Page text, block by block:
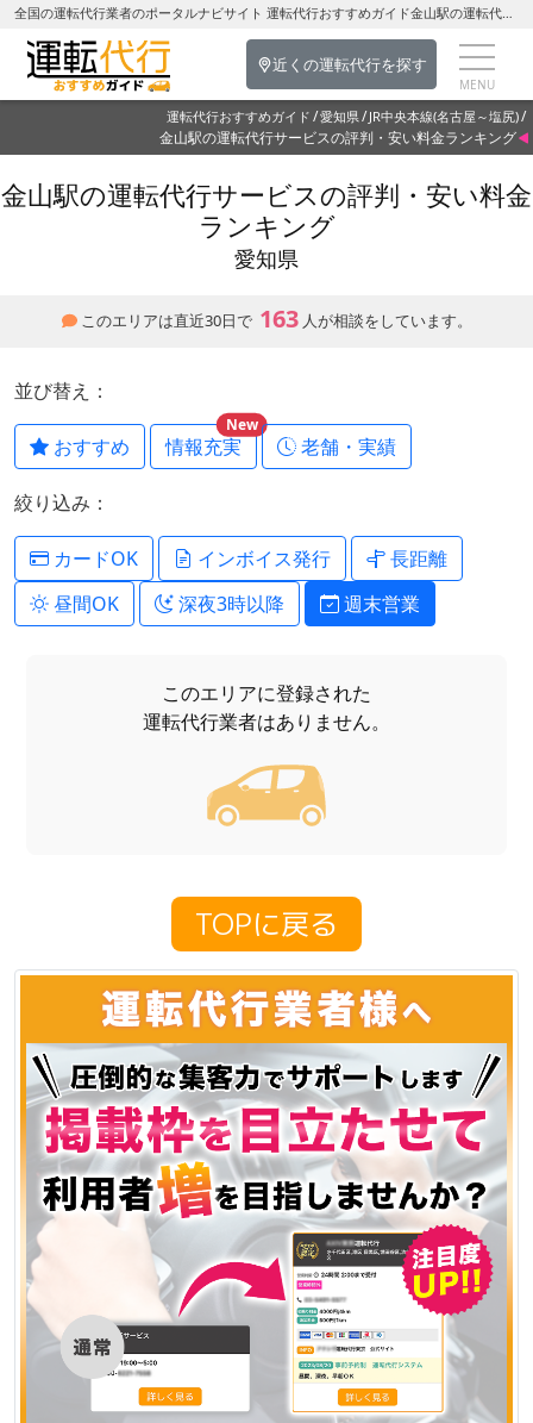
全国の運転代行業者のポータルナビサイト 運転代行おすすめガイド金山駅の運転代行を探す-愛知県の運転代行
近くの運転代行を探す
運転代行おすすめガイド 愛知県 JR中央本線(名古屋～塩尻)
金山駅の運転代行サービスの評判・安い料金ランキング
金山駅の運転代行サービスの評判・安い料金
ランキング
愛知県
このエリアは直近30日で 163 人が相談をしています。
並び替え：
おすすめ 情報充実
New
老舗・実績
絞り込み：
カードOK インボイス発行
長距離
昼間OK
深夜3時以降 週末営業
このエリアに登録された
運転代行業者はありません。
TOPに戻る